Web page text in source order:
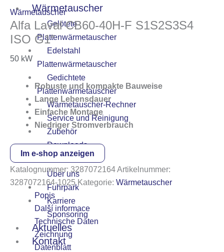
Wärmetauscher
Gelötete
Plattenwärmetauscher
Edelstahl
Plattenwärmetauscher
Gedichtete
Plattenwärmetauscher
Wärmetauscher-Rechner
Service und Reinigung
Zubehör
Downloads
Über uns
Über uns
Fuhrpark
Karriere
Sponsoring
Aktuelles
Kontakt
Wärmetauscher
Alfa Laval CB60-40H-F S1S2S3S4
ISO G1″
50 kW
Robuste und kompakte Bauweise
Lange Lebensdauer
Einfache Montage
Niedriger Stromverbrauch
Im e-shop anzeigen
Katalognummer: 3287072164Artikelnummer:
3287072164-1025 Kategorie: Wärmetauscher
Popis
Další informace
Technische Daten
Zeichnung
Datenblatt